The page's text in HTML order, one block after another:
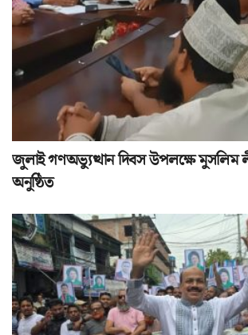
জুলাই গণঅভ্যুত্থান দিবস উপলক্ষে মুসলিম
অনুষ্ঠিত